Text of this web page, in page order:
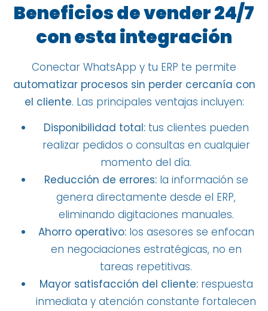
Beneficios de vender 24/7
con esta integración
Conectar WhatsApp y tu ERP te permite
automatizar procesos sin perder cercanía con
el cliente. Las principales ventajas incluyen:
Disponibilidad total:tus clientes pueden
realizar pedidos o consultas en cualquier
momento del día.
Reducción de errores:la información se
genera directamente desde el ERP,
eliminando digitaciones manuales.
Ahorro operativo:los asesores se enfocan
en negociaciones estratégicas, no en
tareas repetitivas.
Mayor satisfacción del cliente:respuesta
inmediata y atención constante fortalecen